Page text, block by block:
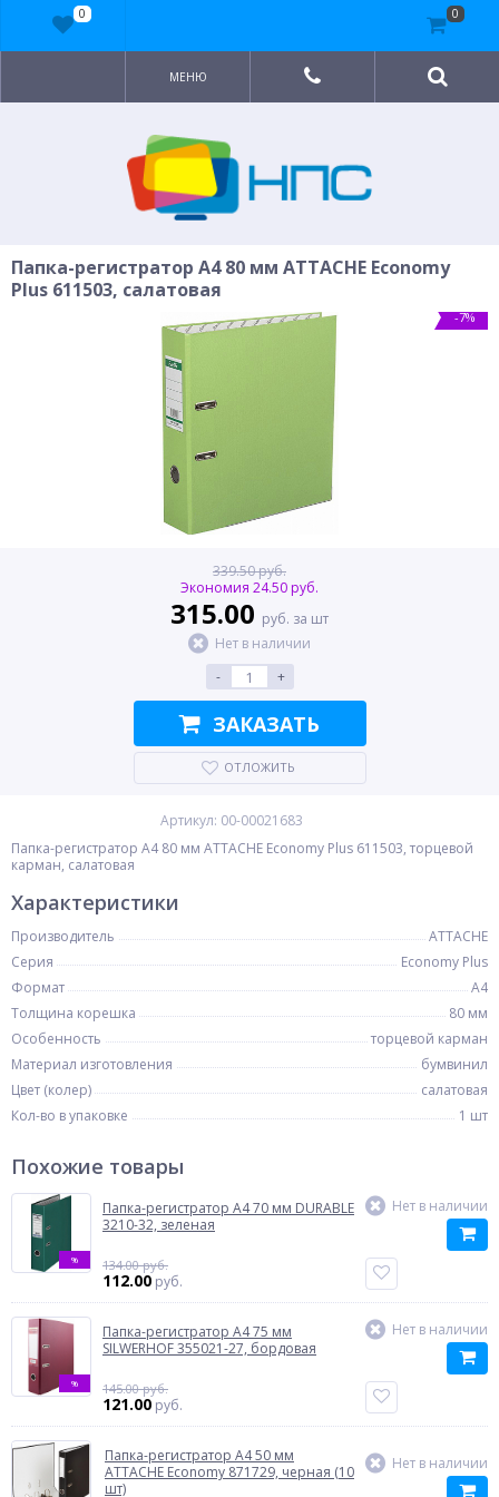
МЕНЮ
Папка-регистратор A4 80 мм ATTACHE Economy
Plus 611503, салатовая
-7%
339.50 руб.
Экономия 24.50 руб.
315.00 руб. за шт
Нет в наличии
-
+
ЗАКАЗАТЬ
ОТЛОЖИТЬ
Артикул: 00-00021683
Папка-регистратор A4 80 мм ATTACHE Economy Plus 611503, торцевой
карман, салатовая
Характеристики
Производитель
ATTACHE
Серия
Economy Plus
Формат
A4
Толщина корешка
80 мм
Особенность
торцевой карман
Материал изготовления
бумвинил
Цвет (колер)
салатовая
Кол-во в упаковке
1 шт
Похожие товары
%
Папка-регистратор A4 70 мм DURABLE
3210-32, зеленая
134.00 руб.
112.00 руб.
Нет в наличии
%
Папка-регистратор A4 75 мм
SILWERHOF 355021-27, бордовая
145.00 руб.
121.00 руб.
Нет в наличии
Папка-регистратор A4 50 мм
ATTACHE Economy 871729, черная (10
шт)
Нет в наличии
0 0